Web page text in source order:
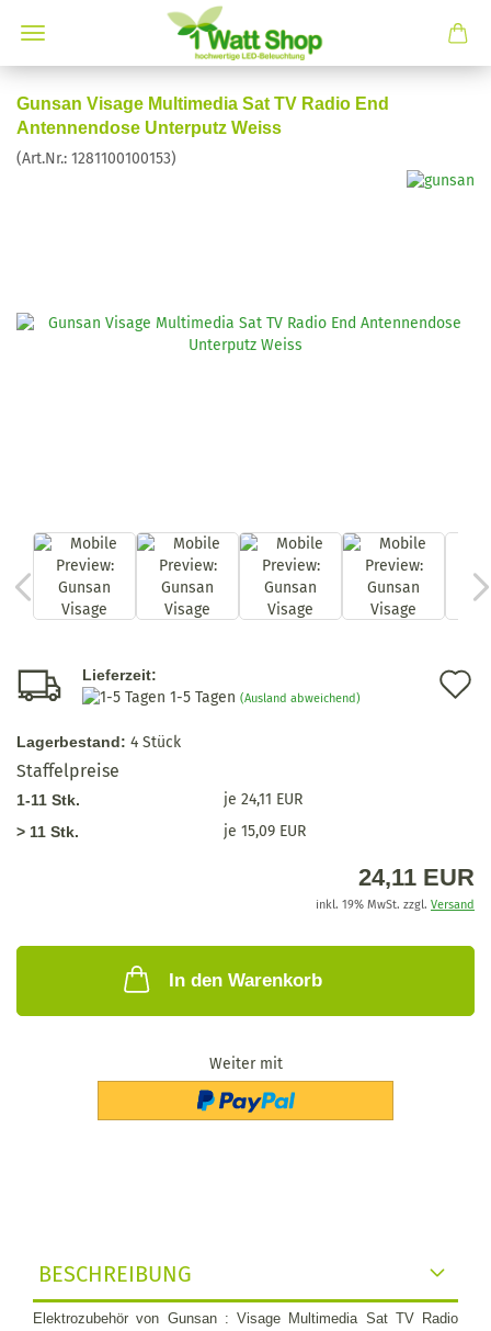
Gunsan Visage Multimedia Sat TV Radio End
Antennendose Unterputz Weiss
(Art.Nr.: 1281100100153)
Lieferzeit:
1-5 Tagen (Ausland abweichend)
Lagerbestand: 4 Stück
Staffelpreise
1-11 Stk. je 24,11 EUR
> 11 Stk. je 15,09 EUR
24,11 EUR
inkl. 19% MwSt. zzgl. Versand
In den Warenkorb
Weiter mit
BESCHREIBUNG
Elektrozubehörvon Gunsan : Visage Multimedia Sat TV Radio